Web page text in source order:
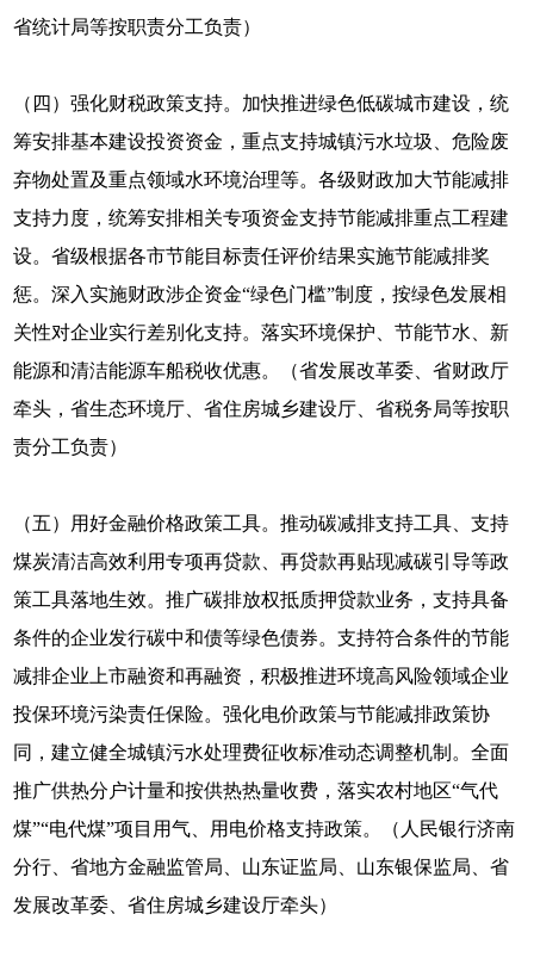
省统计局等按职责分工负责）
（四）强化财税政策支持。加快推进绿色低碳城市建设，统
筹安排基本建设投资资金，重点支持城镇污水垃圾、危险废
弃物处置及重点领域水环境治理等。各级财政加大节能减排
支持力度，统筹安排相关专项资金支持节能减排重点工程建
设。省级根据各市节能目标责任评价结果实施节能减排奖
惩。深入实施财政涉企资金“绿色门槛”制度，按绿色发展相
关性对企业实行差别化支持。落实环境保护、节能节水、新
能源和清洁能源车船税收优惠。（省发展改革委、省财政厅
牵头，省生态环境厅、省住房城乡建设厅、省税务局等按职
责分工负责）
（五）用好金融价格政策工具。推动碳减排支持工具、支持
煤炭清洁高效利用专项再贷款、再贷款再贴现减碳引导等政
策工具落地生效。推广碳排放权抵质押贷款业务，支持具备
条件的企业发行碳中和债等绿色债券。支持符合条件的节能
减排企业上市融资和再融资，积极推进环境高风险领域企业
投保环境污染责任保险。强化电价政策与节能减排政策协
同，建立健全城镇污水处理费征收标准动态调整机制。全面
推广供热分户计量和按供热热量收费，落实农村地区“气代
煤”“电代煤”项目用气、用电价格支持政策。（人民银行济南
分行、省地方金融监管局、山东证监局、山东银保监局、省
发展改革委、省住房城乡建设厅牵头）